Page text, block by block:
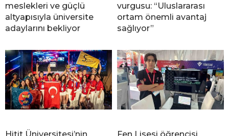
meslekleri ve güçlü
altyapısıyla üniversite
adaylarını bekliyor
vurgusu: “Uluslararası
ortam önemli avantaj
sağlıyor”
Hitit Üniversitesi’nin
Fen Lisesi öğrencisi